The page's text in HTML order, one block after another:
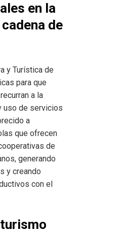
en la
de
y Turística de
para que
a la
uso de servicios
a
que ofrecen
de
generando
y creando
con el